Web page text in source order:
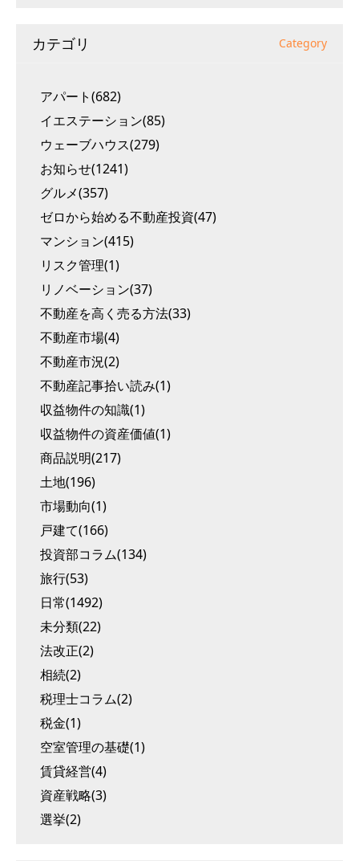
カテゴリ Category
アパート(682)
イエステーション(85)
ウェーブハウス(279)
お知らせ(1241)
グルメ(357)
ゼロから始める不動産投資(47)
マンション(415)
リスク管理(1)
リノベーション(37)
不動産を高く売る方法(33)
不動産市場(4)
不動産市況(2)
不動産記事拾い読み(1)
収益物件の知識(1)
収益物件の資産価値(1)
商品説明(217)
土地(196)
市場動向(1)
戸建て(166)
投資部コラム(134)
旅行(53)
日常(1492)
未分類(22)
法改正(2)
相続(2)
税理士コラム(2)
税金(1)
空室管理の基礎(1)
賃貸経営(4)
資産戦略(3)
選挙(2)